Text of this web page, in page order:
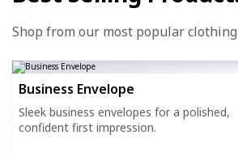
Shop from our most popular
Business Envelope
Sleek business envelopes for a polished,
confident first impression.